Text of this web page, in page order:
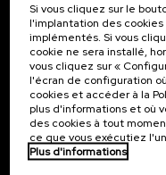
Contact
Palacio Miramar
Paseo de Miraconcha, 48
20007 Donostia / San Sebastián
Gipuzkoa, Spain
Contactez-nous!
Suivez-nous
Si vous cliquez sur le
l'implantation des
implémentés. Si vous
cookie ne sera installé,
vous cliquez sur «
l'écran de configuration
cookies et accéder à la
plus d'informations et où
des cookies à tout
ce que vous exécutiez
Plus d'informations